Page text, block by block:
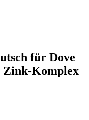
für Dove
Zink-Komplex